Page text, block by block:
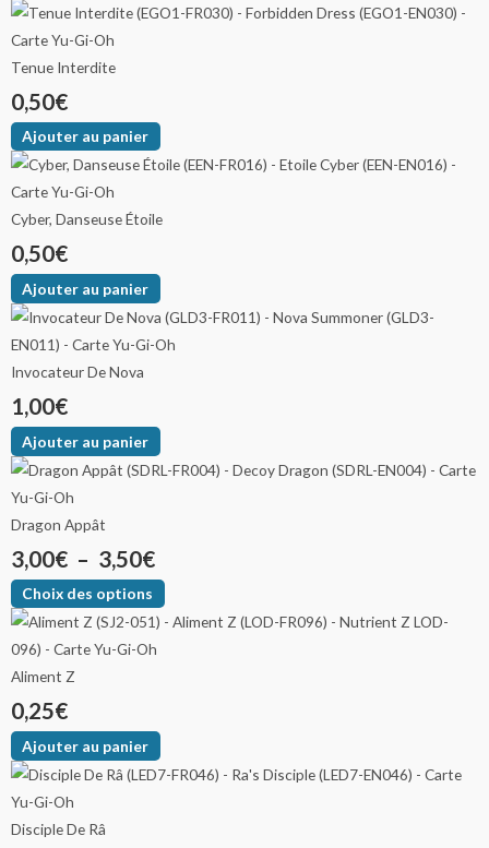
Tenue Interdite
0,50€
Ajouter au panier
Cyber, Danseuse Étoile
0,50€
Ajouter au panier
Invocateur De Nova
1,00€
Ajouter au panier
Dragon Appât
3,00€ – 3,50€
Choix des options
Aliment Z
0,25€
Ajouter au panier
Disciple De Râ